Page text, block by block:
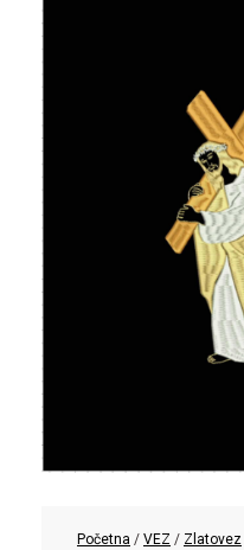
Početna / VEZ / Zlatovez